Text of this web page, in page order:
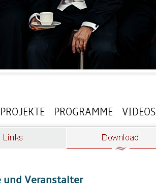
PROJEKTE PROGRAMME VIDEOS
und Veranstalter